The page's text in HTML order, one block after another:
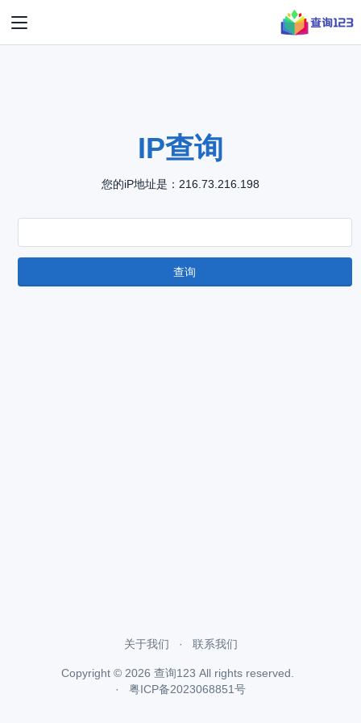
IP查询
您的iP地址是：216.73.216.198
关于我们 联系我们
Copyright © 2026 查询123 All rights reserved.
粤ICP备2023068851号